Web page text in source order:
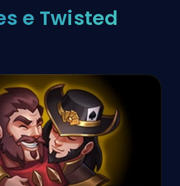
e Twisted